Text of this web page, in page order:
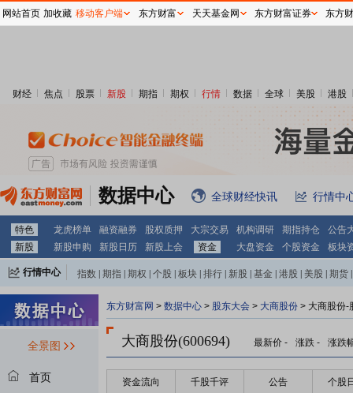
财经 焦点 股票 新股 期指 期权 行情 数据 全球 美股 港股
数据中心 全球财经快讯 行情中
特色 龙虎榜单 融资融券 股权质押 大宗交易 机构调研 期指持仓
公告
新股
新股申购 新股日历 新股上会 资金 大盘资金 个股资金 板块
行情中心 指数 期指 期权 个股 板块 排行 新股 基金 港股 美股 期货
全景图
首页
东方财富网 > 数据中心 > 股东大会 > 大商股份 > 大商股份-
大商股份(600694) 最新价 - 涨跌 - 涨跌
资金流向 千股千评 公告 个股
网站首页 加收藏 移动客户端 东方财富 天天基金网 东方财富证券 东方